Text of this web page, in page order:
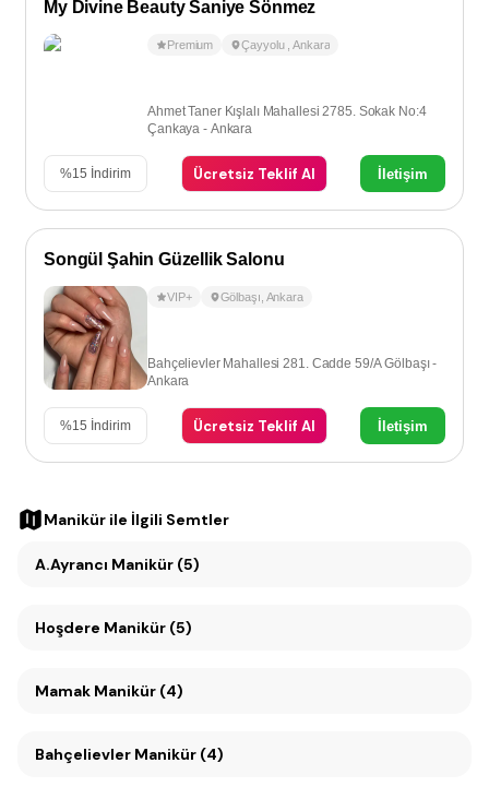
My Divine Beauty Saniye Sönmez
Premium Çayyolu ,Ankara
Ahmet Taner Kışlalı Mahallesi 2785. Sokak No:4
Çankaya - Ankara
%15 İndirim Ücretsiz Teklif Al İletişim
Songül Şahin Güzellik Salonu
VIP+ Gölbaşı Ankara
Bahçelievler Mahallesi 281. Cadde 59/A Gölbaşı -
Ankara
%15 İndirim Ücretsiz Teklif Al İletişim
Manikür ile İlgili Semtler
A.Ayrancı Manikür (5)
Hoşdere Manikür (5)
Mamak Manikür (4)
Bahçelievler Manikür (4)